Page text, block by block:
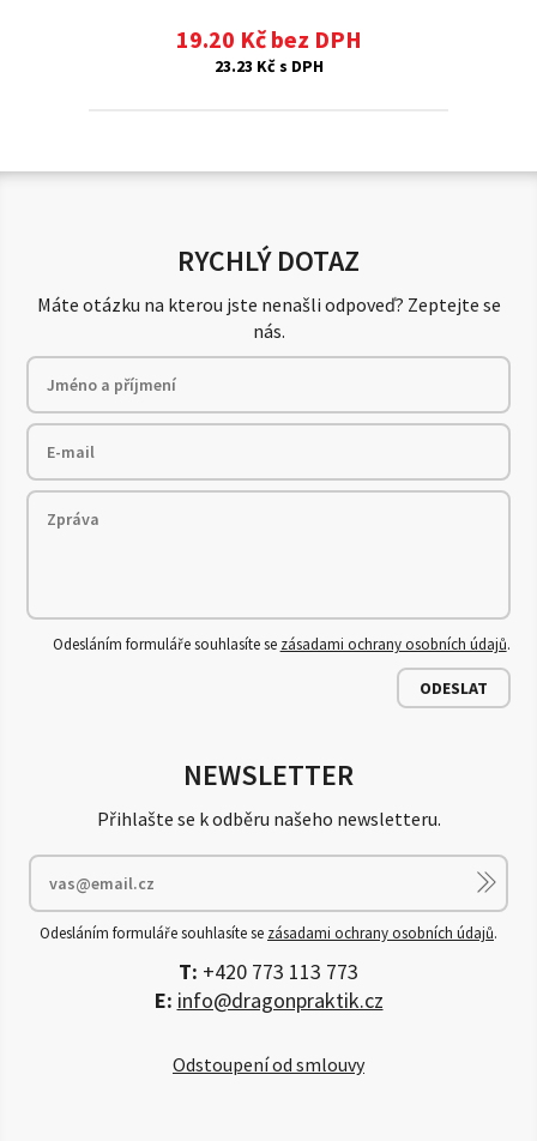
19.20 Kč bez DPH
23.23 Kč s DPH
RYCHLÝ DOTAZ
Máte otázku na kterou jste nenašli odpoveď? Zeptejte se
nás.
Odesláním formuláře souhlasíte se zásadami ochrany osobních údajů.
ODESLAT
NEWSLETTER
Přihlašte se k odběru našeho newsletteru.
Odesláním formuláře souhlasíte se zásadami ochrany osobních údajů.
T: +420 773 113 773
E: info@dragonpraktik.cz
Odstoupení od smlouvy